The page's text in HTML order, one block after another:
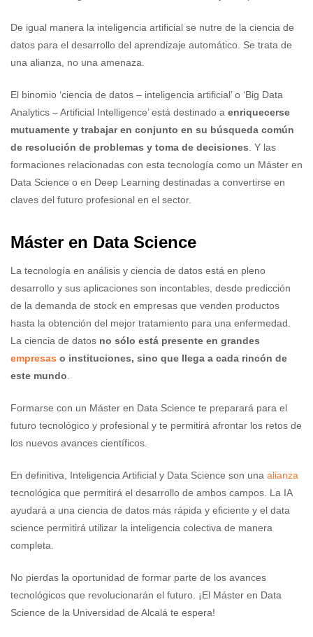
De igual manera la inteligencia artificial se nutre de la ciencia de
datos para el desarrollo del aprendizaje automático. Se trata de
una alianza, no una amenaza.
El binomio ‘ciencia de datos – inteligencia artificial’ o ‘Big Data
Analytics – Artificial Intelligence’ está destinado a enriquecerse
mutuamente y trabajar en conjunto en su búsqueda común
de resolución de problemas y toma de decisiones . Y las
formaciones relacionadas con esta tecnología como un Máster en
Data Science o en Deep Learning destinadas a convertirse en
claves del futuro profesional en el sector.
Máster en Data Science
La tecnología en análisis y ciencia de datos está en pleno
desarrollo y sus aplicaciones son incontables, desde predicción
de la demanda de stock en empresas que venden productos
hasta la obtención del mejor tratamiento para una enfermedad.
La ciencia de datos no sólo está presente en grandes
empresas o instituciones, sino que llega a cada rincón de
este mundo
Formarse con un Máster en Data Science te preparará para el
futuro tecnológico y profesional y te permitirá afrontar los retos de
los nuevos avances científicos.
En definitiva, Inteligencia Artificial y Data Science son una alianza
tecnológica que permitirá el desarrollo de ambos campos. La IA
ayudará a una ciencia de datos más rápida y eficiente y el data
science permitirá utilizar la inteligencia colectiva de manera
completa.
No pierdas la oportunidad de formar parte de los avances
tecnológicos que revolucionarán el futuro. ¡El Máster en Data
Science de la Universidad de Alcalá te espera!